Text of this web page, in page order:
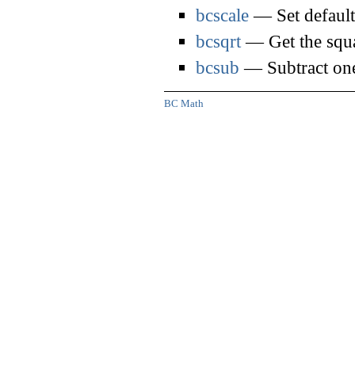
bcscale— Set default
bcsqrt— Get the
bcsub — Subtract
BC Math